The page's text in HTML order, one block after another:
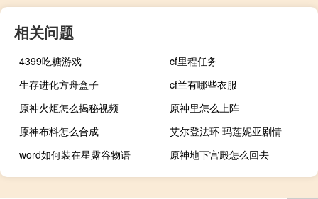
相关问题
4399吃糖游戏
cf里程任务
生存进化方舟盒子
cf兰有哪些衣服
原神火炬怎么揭秘视频
原神里怎么上阵
原神布料怎么合成
艾尔登法环 玛莲妮亚剧情
word如何装在星露谷物语
原神地下宫殿怎么回去